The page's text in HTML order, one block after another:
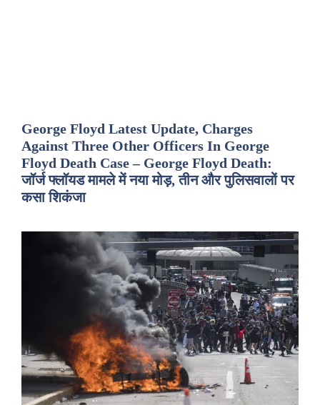
George Floyd Latest Update, Charges
Against Three Other Officers In George
Floyd Death Case – George Floyd Death:
जॉर्ज फ्लॉयड मामले में नया मोड़, तीन और पुलिसवालों पर
कसा शिकंजा